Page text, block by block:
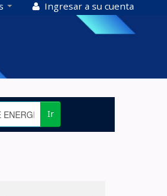
Ingresar a su cuenta
Ir